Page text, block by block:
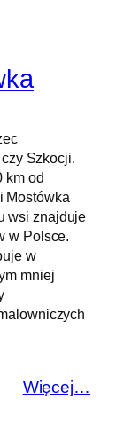
Szkocji.
km od
Mostówka
wsi znajduje
w Polsce.
w
mniej
Więcej…